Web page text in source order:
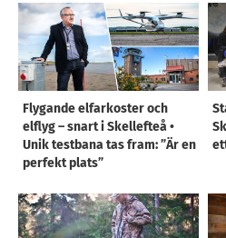
Flygande elfarkoster och
elflyg – snart i Skellefteå •
Unik testbana tas fram: ”Är en
perfekt plats”